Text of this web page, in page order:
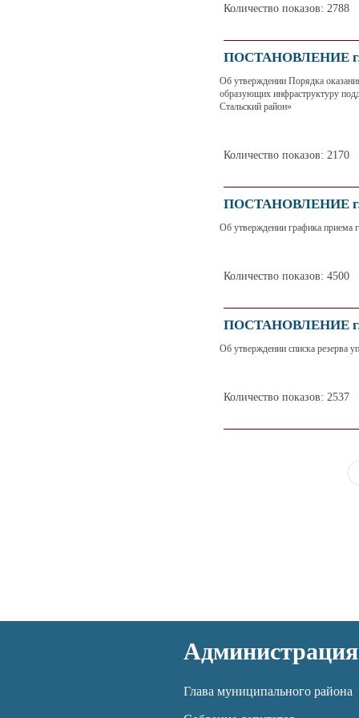
Количество показов: 2788
ПОСТАНОВЛЕНИЕ
Об утверждении Порядка
образующих инфраструктуру
Стальский район»
Количество показов: 2170
ПОСТАНОВЛЕНИЕ
Об утверждении графика приема
Количество показов: 4500
ПОСТАНОВЛЕНИЕ
Об утверждении списка резерва
Количество показов: 2537
Администрация
Глава муниципального района